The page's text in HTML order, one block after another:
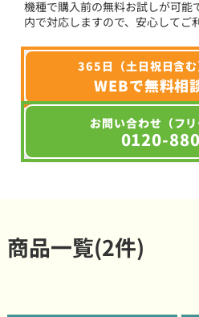
機種で購入前の無料お試しが可能
内で対応しますので、安心してご
365日（土日祝日含
WEBで無料相
お問い合わせ（フリ
0120-
商品一覧(2件)